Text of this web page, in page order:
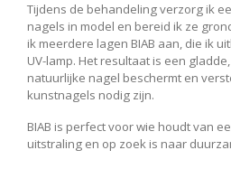
Tijdens de behandeling verzorg ik
nagels in model en bereid ik ze
ik meerdere lagen BIAB aan, die ik
UV-lamp. Het resultaat is een
natuurlijke nagel beschermt en
kunstnagels nodig zijn.
BIAB is perfect voor wie houdt van
uitstraling en op zoek is naar